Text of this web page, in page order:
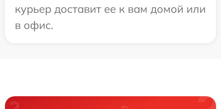
курьер доставит ее к вам домой или
в офис.